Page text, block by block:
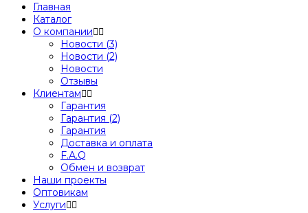
Главная
Каталог
О компании
Новости (3)
Новости (2)
Новости
Отзывы
Клиентам
Гарантия
Гарантия (2)
Гарантия
Доставка и оплата
F.A.Q
Обмен и возврат
Наши проекты
Оптовикам
Услуги